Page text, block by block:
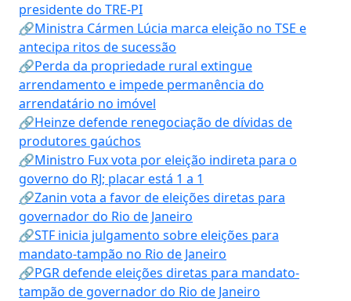
presidente do TRE-PI
🔗Ministra Cármen Lúcia marca eleição no TSE e
antecipa ritos de sucessão
🔗Perda da propriedade rural extingue
arrendamento e impede permanência do
arrendatário no imóvel
🔗Heinze defende renegociação de dívidas de
produtores gaúchos
🔗Ministro Fux vota por eleição indireta para o
governo do RJ; placar está 1 a 1
🔗Zanin vota a favor de eleições diretas para
governador do Rio de Janeiro
🔗STF inicia julgamento sobre eleições para
mandato-tampão no Rio de Janeiro
🔗PGR defende eleições diretas para mandato-
tampão de governador do Rio de Janeiro